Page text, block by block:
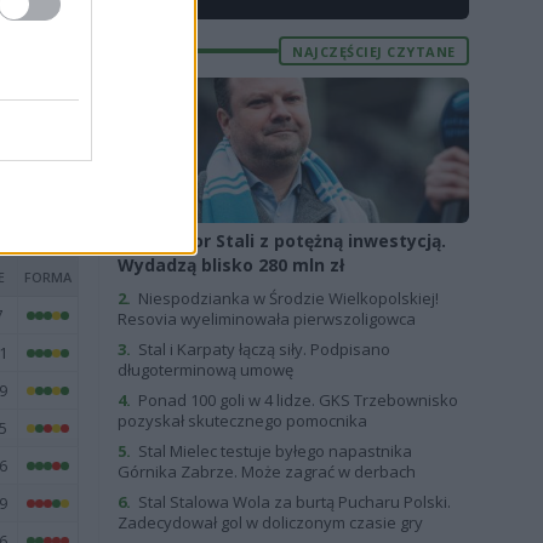
FORMA
NAJCZĘŚCIEJ CZYTANE
Sponsor Stali z potężną inwestycją.
Wydadzą blisko 280 mln zł
2. Niespodzianka w Środzie Wielkopolskiej!
Resovia wyeliminowała pierwszoligowca
3. Stal i Karpaty łączą siły. Podpisano
długoterminową umowę
4. Ponad 100 goli w 4 lidze. GKS Trzebownisko
pozyskał skutecznego pomocnika
5. Stal Mielec testuje byłego napastnika
Górnika Zabrze. Może zagrać w derbach
6. Stal Stalowa Wola za burtą Pucharu Polski.
Zadecydował gol w doliczonym czasie gry